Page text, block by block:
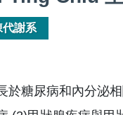
代謝系
於糖尿病和內分泌